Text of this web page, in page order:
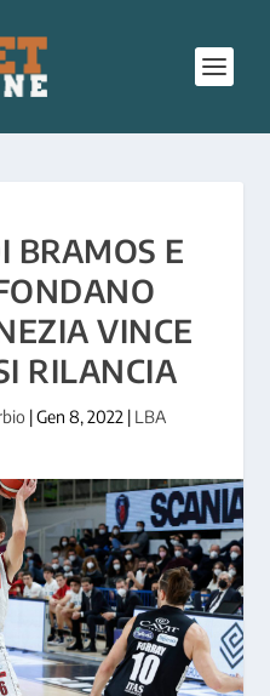
BRAMOS E
VINCE
RILANCIA
|Gen 8, 2022 | LBA